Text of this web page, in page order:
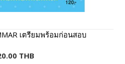
เตรียมพร้อมก่อนสอบ
THB